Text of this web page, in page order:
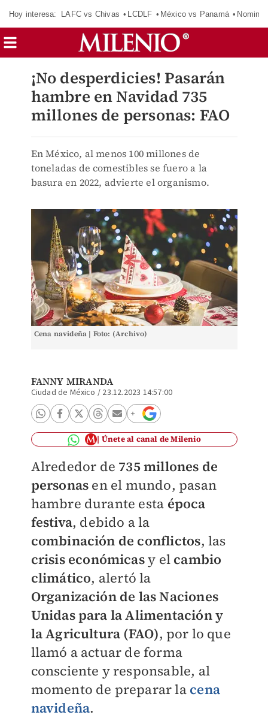
Hoy interesa: LAFC vs Chivas LCDLF México vs Panamá
¡No desperdicies! Pasarán
hambre en Navidad 735
millones de personas: FAO
En México, al menos 100 millones de
toneladas de comestibles se fuero a la
basura en 2022, advierte el organismo.
Cena navideña | Foto: (Archivo)
FANNY MIRANDA
Ciudad de México / 23.12.2023 14:57:00
Únete al canal de Milenio
Alrededor de 735 millones de
personas en el mundo, pasan
hambre durante esta época
festiva, debido a la
combinación de conflictos, las
crisis económicasy el cambio
climático, alertó la
Organización de las Naciones
Unidas para la Alimentación y
la Agricultura (FAO), por lo que
llamó a actuar de forma
consciente y responsable, al
momento de preparar la cena
navideña.